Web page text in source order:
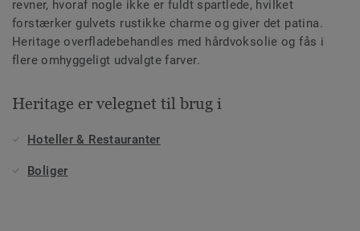
revner, hvoraf nogle ikke er fuldt spartlede, hvilket
forstærker gulvets rustikke charme og giver det patina.
Heritage overfladebehandles med hårdvoksolie og fås i
flere omhyggeligt udvalgte farver.
Heritage er velegnet til brug i
Hoteller & Restauranter
Boliger